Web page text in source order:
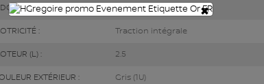
222 864 km
: Traction intégrale
(L) : 2.5
EXTÉRIEUR : Gris (1U)
×